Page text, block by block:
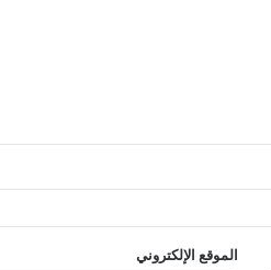
الموقع الإلكتروني